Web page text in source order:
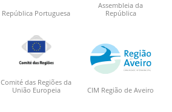
República Portuguesa
Assembleia da
República
Comité das Regiões da
União Europeia
CIM Região de Aveiro